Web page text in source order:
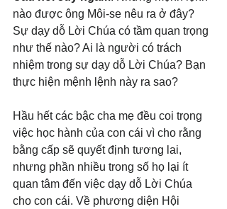
nào được ông Môi-se nêu ra ở đây?
Sự dạy dỗ Lời Chúa có tầm quan trọng
như thế nào? Ai là người có trách
nhiệm trong sự dạy dỗ Lời Chúa? Bạn
thực hiện mệnh lệnh này ra sao?
Hầu hết các bậc cha mẹ đều coi trọng
việc học hành của con cái vì cho rằng
bằng cấp sẽ quyết định tương lai,
nhưng phần nhiều trong số họ lại ít
quan tâm đến việc dạy dỗ Lời Chúa
cho con cái. Về phương diện Hội